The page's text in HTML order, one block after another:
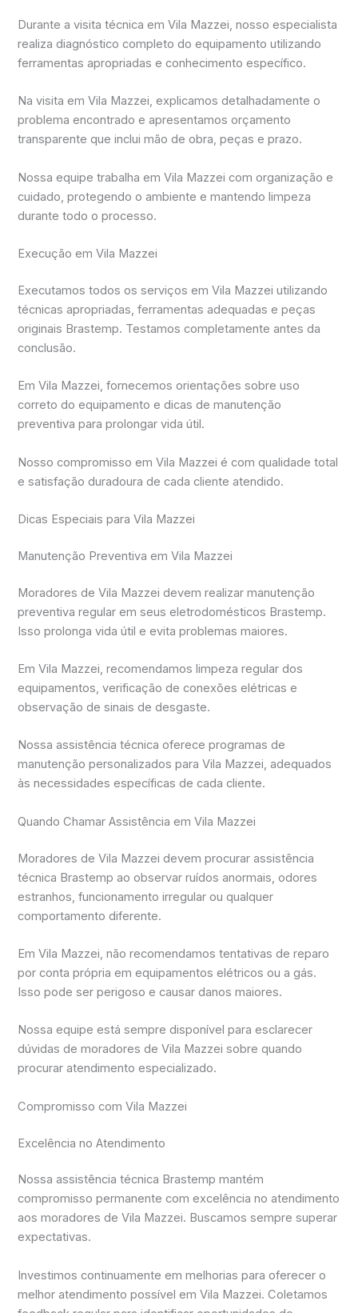
Durante a visita técnica em Vila Mazzei, nosso especialista
realiza diagnóstico completo do equipamento utilizando
ferramentas apropriadas e conhecimento específico.
Na visita em Vila Mazzei, explicamos detalhadamente o
problema encontrado e apresentamos orçamento
transparente que inclui mão de obra, peças e prazo.
Nossa equipe trabalha em Vila Mazzei com organização e
cuidado, protegendo o ambiente e mantendo limpeza
durante todo o processo.
Execução em Vila Mazzei
Executamos todos os serviços em Vila Mazzei utilizando
técnicas apropriadas, ferramentas adequadas e peças
originais Brastemp. Testamos completamente antes da
conclusão.
Em Vila Mazzei, fornecemos orientações sobre uso
correto do equipamento e dicas de manutenção
preventiva para prolongar vida útil.
Nosso compromisso em Vila Mazzei é com qualidade total
e satisfação duradoura de cada cliente atendido.
Dicas Especiais para Vila Mazzei
Manutenção Preventiva em Vila Mazzei
Moradores de Vila Mazzei devem realizar manutenção
preventiva regular em seus eletrodomésticos Brastemp.
Isso prolonga vida útil e evita problemas maiores.
Em Vila Mazzei, recomendamos limpeza regular dos
equipamentos, verificação de conexões elétricas e
observação de sinais de desgaste.
Nossa assistência técnica oferece programas de
manutenção personalizados para Vila Mazzei, adequados
às necessidades específicas de cada cliente.
Quando Chamar Assistência em Vila Mazzei
Moradores de Vila Mazzei devem procurar assistência
técnica Brastemp ao observar ruídos anormais, odores
estranhos, funcionamento irregular ou qualquer
comportamento diferente.
Em Vila Mazzei, não recomendamos tentativas de reparo
por conta própria em equipamentos elétricos ou a gás.
Isso pode ser perigoso e causar danos maiores.
Nossa equipe está sempre disponível para esclarecer
dúvidas de moradores de Vila Mazzei sobre quando
procurar atendimento especializado.
Compromisso com Vila Mazzei
Excelência no Atendimento
Nossa assistência técnica Brastemp mantém
compromisso permanente com excelência no atendimento
aos moradores de Vila Mazzei. Buscamos sempre superar
expectativas.
Investimos continuamente em melhorias para oferecer o
melhor atendimento possível em Vila Mazzei. Coletamos